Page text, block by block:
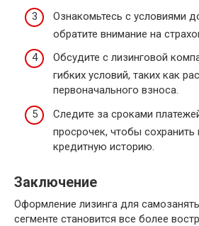
Ознакомьтесь с условиями
обратите внимание на
Обсудите с лизинговой
гибких условий, таких как
первоначального взноса.
Следите за сроками
просрочек, чтобы
кредитную историю.
Заключение
Оформление лизинга для
сегменте становится все более